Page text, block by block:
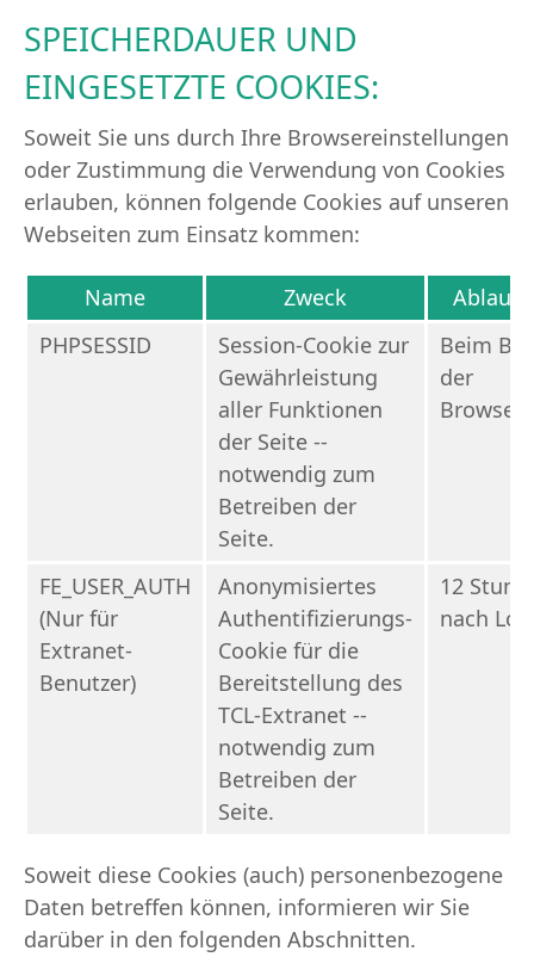
SPEICHERDAUER UND
EINGESETZTE COOKIES:
Soweit Sie uns durch Ihre Browsereinstellungen
oder Zustimmung die Verwendung von Cookies
erlauben, können folgende Cookies auf unseren
Webseiten zum Einsatz kommen:
Name Zweck
PHPSESSID
Session-Cookie zur
Gewährleistung
aller Funktionen
der Seite --
notwendig zum
Betreiben der
Seite.
Beim
der
FE_USER_AUTH
(Nur für
Extranet-
Benutzer)
Anonymisiertes
Authentifizierungs-
Cookie für die
Bereitstellung des
TCL-Extranet --
notwendig zum
Betreiben der
Seite.
12
nach
Soweit diese Cookies (auch) personenbezogene
Daten betreffen können, informieren wir Sie
darüber in den folgenden Abschnitten.